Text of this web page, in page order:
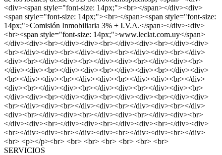
<div><span style="font-size: 14px;"><br></span></div><div>
<span style="font-size: 14px;"><br></span><span style="font-size:
14px;">Comisión Inmobiliaria 3% + I.V.A.</span></div><div>
<br><span style="font-size: 14px;">www.leclat.com.uy</span>
</div><div><br></div><div><br></div><div><br></div><div>
<br></div><div><br></div><div><br></div><div><br></div>
<div><br></div><div><br></div><div><br></div><div><br>
</div><div><br></div><div><br></div><div><br></div><div>
<br></div><div><br></div><div><br></div><div><br></div>
<div><br></div><div><br></div><div><br></div><div><br>
</div><div><br></div><div><br></div><div><br></div><div>
<br></div><div><br></div><div><br></div><div><br></div>
<div><br></div><div><br></div><div><br></div><div><br>
</div><div><br></div><div><br></div><div><br></div><div>
<br></div><div><br></div><div><br></div><div><br></div>
<br> <p></p><br> <br> <br> <br> <br> <br> <br>
SERVICIOS